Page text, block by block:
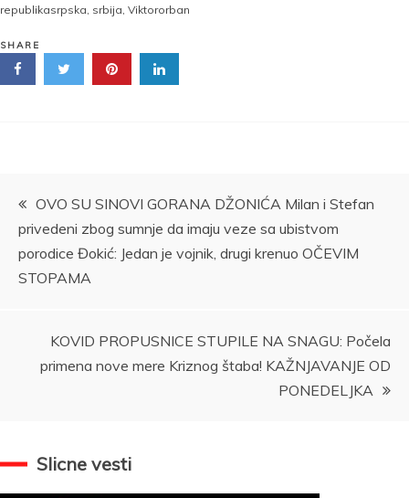
republikasrpska, srbija, Viktororban
SHARE
Kretanje
članka
OVO SU SINOVI GORANA DŽONIĆA Milan i Stefan
privedeni zbog sumnje da imaju veze sa ubistvom
porodice Đokić: Jedan je vojnik, drugi krenuo OČEVIM
STOPAMA
KOVID PROPUSNICE STUPILE NA SNAGU: Počela
primena nove mere Kriznog štaba! KAŽNJAVANJE OD
PONEDELJKA
Slicne vesti